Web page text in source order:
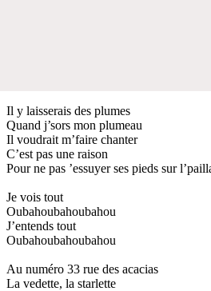
Il y laisserais des plumes
Quand j’sors mon plumeau
Il voudrait m’faire chanter
C’est pas une raison
Pour ne pas ’essuyer ses pieds sur
Je vois tout
Oubahoubahoubahou
J’entends tout
Oubahoubahoubahou
Au numéro 33 rue des acacias
La vedette, la starlette